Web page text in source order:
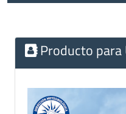
Producto para